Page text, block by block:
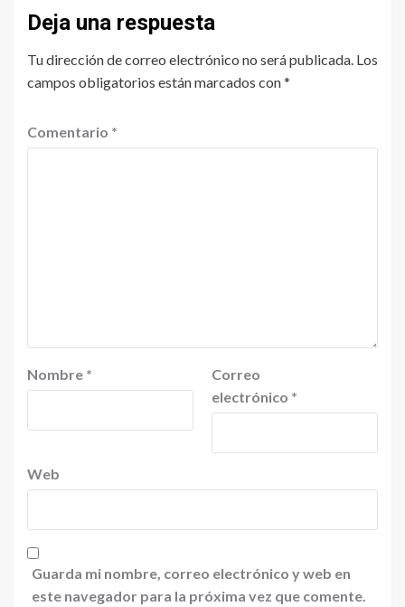
Deja una respuesta
Tu dirección de correo electrónico no será publicada. Los
campos obligatorios están marcados con*
Comentario *
Nombre *
Correo
electrónico *
Web
Guarda mi nombre, correo electrónico y web en
este navegador para la próxima vez que comente.